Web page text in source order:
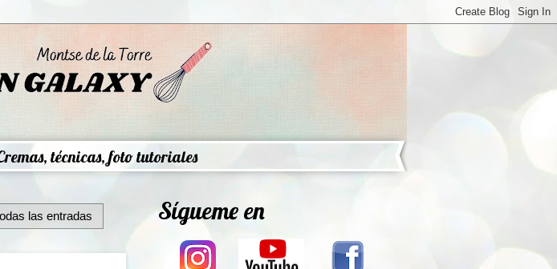
técnicas, foto tutoriales
las entradas Sígueme en